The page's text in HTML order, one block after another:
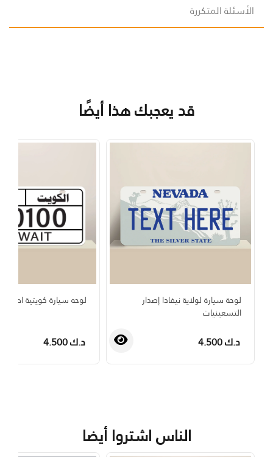
الأسئلة المتكررة
قد يعجبك هذا أيضًا
لوحة سيارة لولاية نيفادا إصدار
التسعينيات
د.ك 4.500
لوحه سيارة كويتية اصدار 1995
د.ك 4.500
الناس اشتروا أيضا